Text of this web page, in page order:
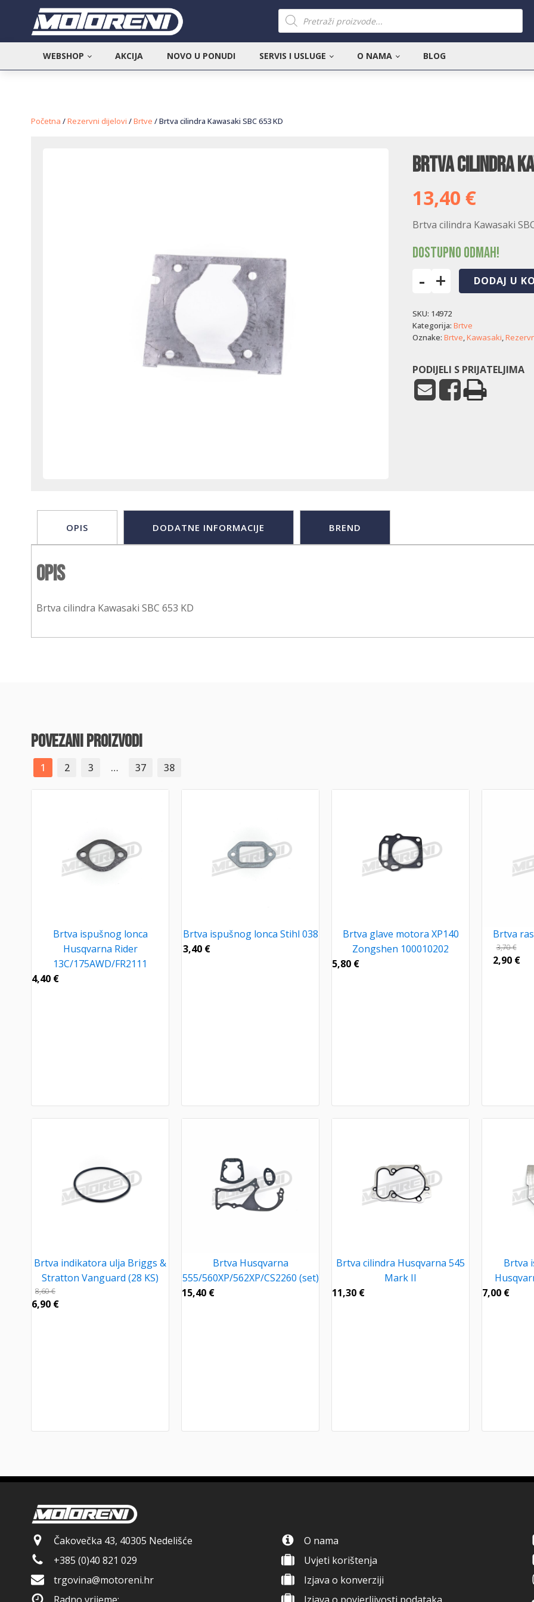
Products
search
WEBSHOP AKCIJA NOVO U PONUDI SERVIS I USLUGE O NAMA BLOG
Početna /Rezervni dijelovi /Brtve / Brtva cilindra Kawasaki SBC 653 KD
Brtva cilindra
13,40 €
Brtva cilindra Kawasaki
Dostupno odmah!
-
Kawasaki
SBC
653
+ DODAJ U
SKU: 14972
Kategorija: Brtve
Oznake: Brtve,Kawasaki,
PODIJELI S PRIJATELJIMA
OPIS DODATNE INFORMACIJE BREND
Opis
Brtva cilindra Kawasaki SBC 653 KD
povezani proizvodi
1 2 3 … 37 38
Brtva ispušnog lonca
Husqvarna Rider
13C/175AWD/FR2111
4,40 €
Brtva ispušnog lonca Stihl 038
3,40 €
Brtva glave motora XP140
Zongshen 100010202
5,80 €
Brtva
3,70€
2,90 €
Brtva indikatora ulja Briggs &
Stratton Vanguard (28 KS)
8,60€
6,90 €
Brtva Husqvarna
555/560XP/562XP/CS2260 (set)
15,40 €
Brtva cilindra Husqvarna 545
Mark II
11,30 €
Brtva
7,00 €
Čakovečka 43, 40305 Nedelišće
+385 (0)40 821 029
trgovina@motoreni.hr
O nama
Uvjeti korištenja
Izjava o konverziji